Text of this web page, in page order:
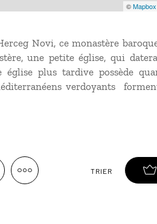
©Mapbox
Novi, ce monastère
une petite église, qui
église plus tardive possède
verdoyants
TRIER